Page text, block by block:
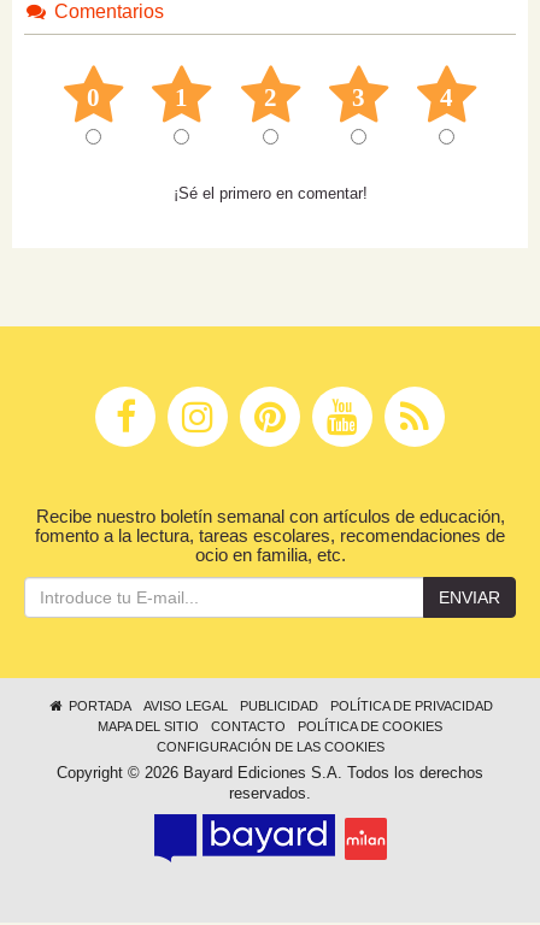
Comentarios
0 1 2 3 4
¡Sé el primero en comentar!
Recibe nuestro boletín semanal con artículos de educación,
fomento a la lectura, tareas escolares, recomendaciones de
ocio en familia, etc.
ENVIAR
PORTADA AVISO LEGAL PUBLICIDAD
POLÍTICA DE PRIVACIDAD
MAPA DEL SITIO
CONTACTO
POLÍTICA DE COOKIES
CONFIGURACIÓN DE LAS COOKIES
Copyright © 2026 Bayard Ediciones S.A. Todos los derechos
reservados.